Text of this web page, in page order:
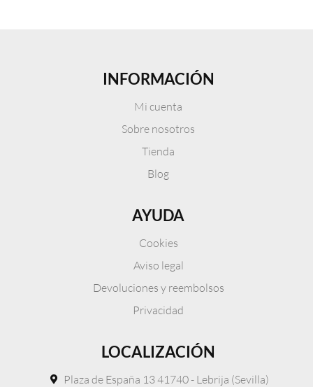
INFORMACIÓN
Mi cuenta
Sobre nosotros
Tienda
Blog
AYUDA
Cookies
Aviso legal
Devoluciones y reembolsos
Privacidad
LOCALIZACIÓN
Plaza de España 13 41740 - Lebrija (Sevilla)